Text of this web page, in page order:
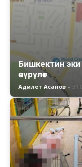
Бишкектин
өчүрүлөт
Адилет Асанов -